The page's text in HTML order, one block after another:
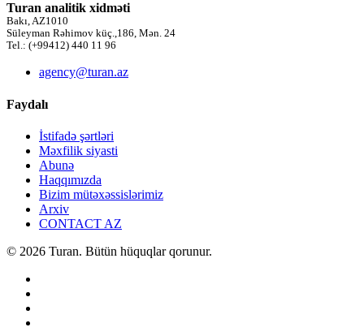
Turan analitik xidməti
Bakı, AZ1010
Süleyman Rəhimov küç.,186, Mən. 24
Tel.: (+99412) 440 11 96
agency@turan.az
Faydalı
İstifadə şərtləri
Məxfilik siyasti
Abunə
Haqqımızda
Bizim mütəxəssislərimiz
Arxiv
CONTACT AZ
© 2026 Turan. Bütün hüquqlar qorunur.